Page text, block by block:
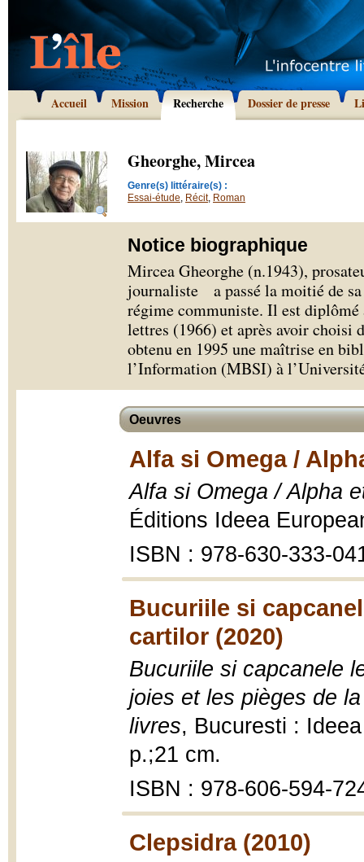
Accueil Mission Recherche Dossier de presse
Gheorghe, Mircea
Genre(s) littéraire(s) :
Essai-étude, Récit, Roman
Notice biographique
Mircea Gheorghe (n.1943),
journaliste a passé la moitié de sa
régime communiste. Il est diplômé
lettres (1966) et après avoir choisi
obtenu en 1995 une maîtrise en
l’Information (MBSI) à
Oeuvres
Alfa si Omega /
Alfa si Omega / Alpha
Éditions Ideea
ISBN : 978-630-333-
Bucuriile si
cartilor (2020)
Bucuriile si capcanele
joies et les pièges de
livres, Bucuresti :
p.;21 cm.
ISBN : 978-606-594-
Clepsidra (2010)